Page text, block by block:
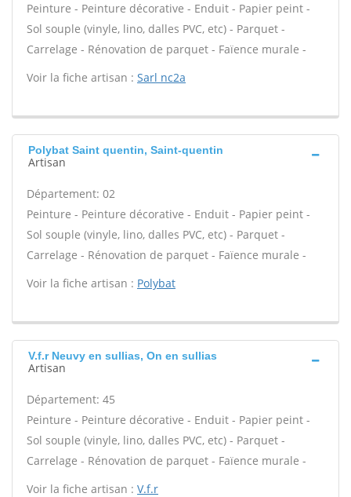
Peinture - Peinture décorative - Enduit - Papier peint -
Sol souple (vinyle, lino, dalles PVC, etc) - Parquet -
Carrelage - Rénovation de parquet - Faïence murale -
Voir la fiche artisan : Sarl nc2a
Polybat Saint quentin, Saint-quentin
Artisan
Département: 02
Peinture - Peinture décorative - Enduit - Papier peint -
Sol souple (vinyle, lino, dalles PVC, etc) - Parquet -
Carrelage - Rénovation de parquet - Faïence murale -
Voir la fiche artisan : Polybat
V.f.r Neuvy en sullias, On en sullias
Artisan
Département: 45
Peinture - Peinture décorative - Enduit - Papier peint -
Sol souple (vinyle, lino, dalles PVC, etc) - Parquet -
Carrelage - Rénovation de parquet - Faïence murale -
Voir la fiche artisan : V.f.r